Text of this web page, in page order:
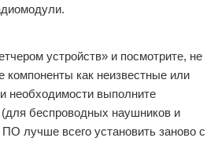
устройств» и посмотрите, не
компоненты как неизвестные или
необходимости выполните
беспроводных наушников и
лучше всего установить заново с